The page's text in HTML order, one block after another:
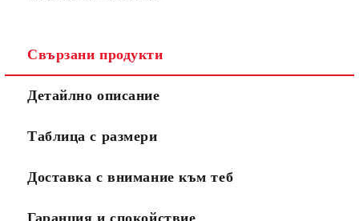
Свързани продукти
Детайлно описание
Таблица с размери
Доставка с внимание към теб